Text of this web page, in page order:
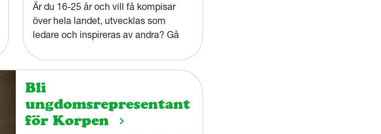
Är du 16-25 år och vill få kompisar
över hela landet, utvecklas som
ledare och inspireras av andra? Gå
Bli
ungdomsrepresentant
för Korpen